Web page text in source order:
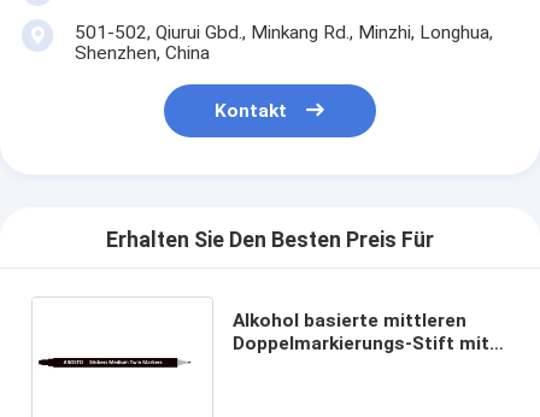
501-502, Qiurui Gbd., Minkang Rd., Minzhi, Longhua,
Shenzhen, China
Kontakt
Erhalten Sie Den Besten Preis Für
Alkohol basierte mittleren
Doppelmarkierungs-Stift mit